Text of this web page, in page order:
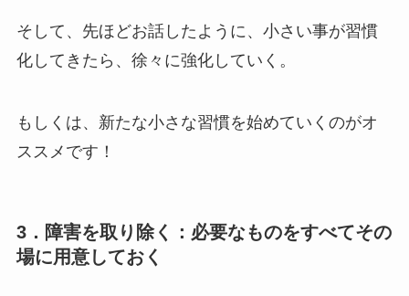
そして、先ほどお話したように、小さい事が習慣
化してきたら、徐々に強化していく。
もしくは、新たな小さな習慣を始めていくのがオ
ススメです！
3．障害を取り除く：必要なものをすべてその
場に用意しておく